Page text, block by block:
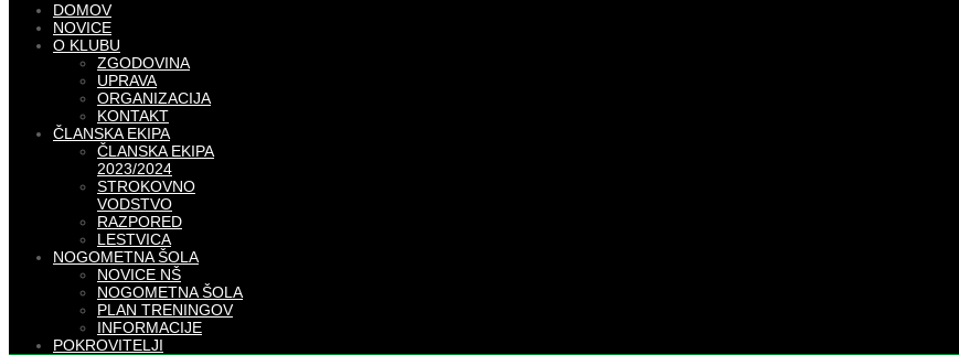
DOMOV
NOVICE
O KLUBU
ZGODOVINA
UPRAVA
ORGANIZACIJA
KONTAKT
ČLANSKA EKIPA
ČLANSKA EKIPA
2023/2024
STROKOVNO
VODSTVO
RAZPORED
LESTVICA
NOGOMETNA ŠOLA
NOVICE NŠ
NOGOMETNA ŠOLA
PLAN TRENINGOV
INFORMACIJE
POKROVITELJI